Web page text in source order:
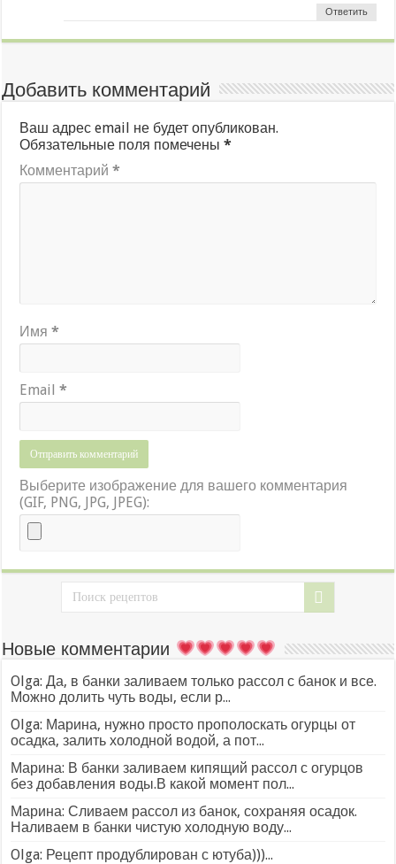
Ответить
Добавить комментарий
Ваш адрес email не будет опубликован.
Обязательные поля помечены*
Комментарий*
Имя*
Email*
Выберите изображение для вашего комментария
(GIF, PNG, JPG, JPEG):
Новые комментарии
Olga: Да, в банки заливаем только рассол с банок и все.
Можно долить чуть воды, если р...
Olga: Марина, нужно просто прополоскать огурцы от
осадка, залить холодной водой, а пот...
Марина: В банки заливаем кипящий рассол с огурцов
без добавления воды.В какой момент пол...
Марина: Сливаем рассол из банок, сохраняя осадок.
Наливаем в банки чистую холодную воду...
Olga: Рецепт продублирован с ютуба)))...